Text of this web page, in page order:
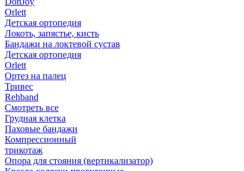
Orlett
Детская ортопедия
Локоть, запястье, кисть
Бандажи на локтевой сустав
Детская ортопедия
Orlett
Ортез на палец
Тривес
Rehband
Смотреть все
Грудная клетка
Паховые бандажи
Компрессионный
трикотаж
Опора для стояния (вертикализатор)